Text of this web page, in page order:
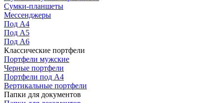
Сумки-планшеты
Мессенджеры
Под А4
Под А5
Под А6
Классические портфели
Портфели мужские
Черные портфели
Портфели под А4
Вертикальные портфели
Папки для документов